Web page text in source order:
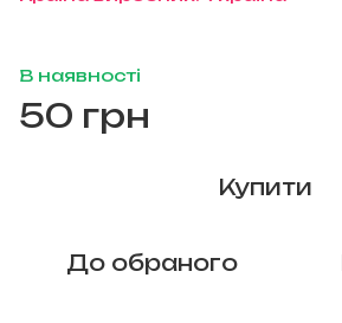
В наявності
50 грн
Купити
До обраного